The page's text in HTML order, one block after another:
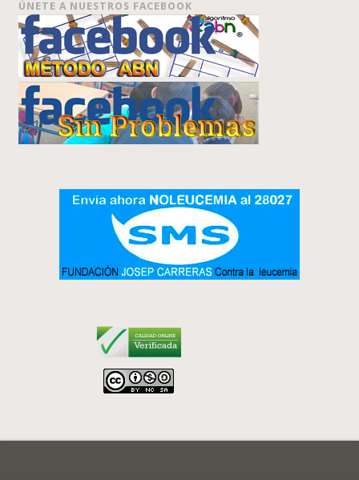
ÚNETE A NUESTROS FACEBOOK